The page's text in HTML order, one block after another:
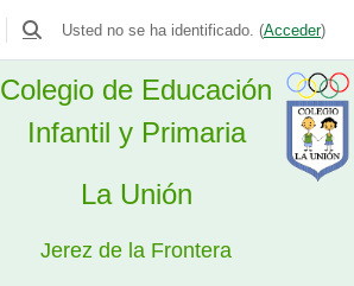
Colegio de Educación
Infantil y Primaria
La Unión
Jerez de la Frontera
Selector de búsqueda de entrada
Usted no se ha identificado. (Acceder)